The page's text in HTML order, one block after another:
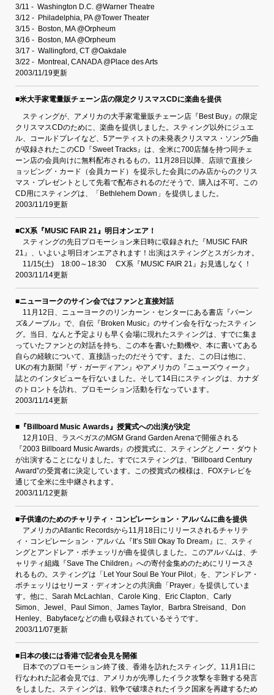
3/11 - Washington D.C. @Warner Theatre
3/12 - Philadelphia, PA @Tower Theater
3/15 - Boston, MA @Orpheum
3/16 - Boston, MA @Orpheum
3/17 - Wallingford, CT @Oakdale
3/22 - Montreal, CANADA @Place des Arts
2003/11/19更新
■米大手家電量販チェーン店の限定クリスマスCDに楽曲を提供
スティングが、アメリカの大手家電量販チェーン店『Best Buy』の限定
クリスマスCDのために、楽曲を提供しました。スティング以外にジュエ
ル、コールドプレイなど、5アーティストの未発表クリスマス・ソング5曲
が収録されたこのCD『Sweet Tracks』は、全米に700店舗を持つ同チェ
ーン店の会員向けに無料配布されるもの。11月28日以降、店頭で直接シ
ョッピング・カード（会員カード）を提示した会員にのみ店からのクリス
マス・プレゼントとして先着で配布されるのだそうで、購入は不可。この
CD用にスティングは、「Bethlehem Down」を提供しました。
2003/11/19更新
■CX系『MUSIC FAIR 21』明日オンエア！
スティングの先日プロモーション来日時に収録された『MUSIC FAIR
21』、いよいよ明日オンエアされます！出演はスティングとスガシカオ。
11/15(土) 18:00～18:30 CX系『MUSIC FAIR 21』お見逃しなく！
2003/11/14更新
■ニューヨークのサイン会ではファンと直接対話
11月12日、ニューヨークのリンカーン・センターにある書店『バーン
ズ&ノーブル』で、自伝『Broken Music』のサイン会を行なったスティン
グ。当日、なんと予定よりも早く会場に現れたスティングは、すでに集ま
っていたファンとの対話を持ち、この本を書いた動機や、本に書いてある
自らの経験について、直接語ったのだそうです。また、この日は他に、
UKの有力新聞『ザ・ガーディアン』やアメリカの『ニューズウィーク』
誌とのインタビューを行ないました。そして14日にスティングは、カナダ
のトロントを訪れ、プロモーション活動を行なっています。
2003/11/14更新
■『Billboard Music Awards』授賞式への出演が決定
12月10日、ラスベガスのMGM Grand Garden Arenaで開催される
『2003 Billboard Music Awards』の授賞式に、スティングとノー・ダウト
が出演することになりました。すでにスティングは、”Billboard Century
Award”の受賞者に決定しています。この授賞式の模様は、FOXテレビを
通じて全米に生中継されます。
2003/11/12更新
■子供達のためのチャリティ・コンピレーション・アルバムに曲を提供
アメリカのAtlantic Recordsから11月18日にリリースされるチャリテ
ィ・コンピレーション・アルバム『It’s Still Okay To Dream』に、スティ
ングとアンドレア・ボチェッリが曲を提供しました。このアルバムは、チ
ャリティ組織『Save The Children』への寄付金集めのためにリリースさ
れるもの。スティングは「Let Your Soul Be Your Pilot」を、アンドレア・
ボチェッリはセリーヌ・ディオンとの共演曲「Prayer」を提供していま
す。他に、Sarah McLachlan、Carole King、Eric Clapton、Carly
Simon、Jewel、Paul Simon、James Taylor、Barbra Streisand、Don
Henley、Babyfaceなどの曲も収録されているそうです。
2003/11/07更新
■日本の後には香港で記者会見を開催
日本でのプロモーション終了後、香港を訪れたスティング。11月1日に
行なわれた記者会見では、アメリカが先導したイラク攻撃を非難する発言
をしました。スティングは、戦争で破壊されたイラク国家を再建するため